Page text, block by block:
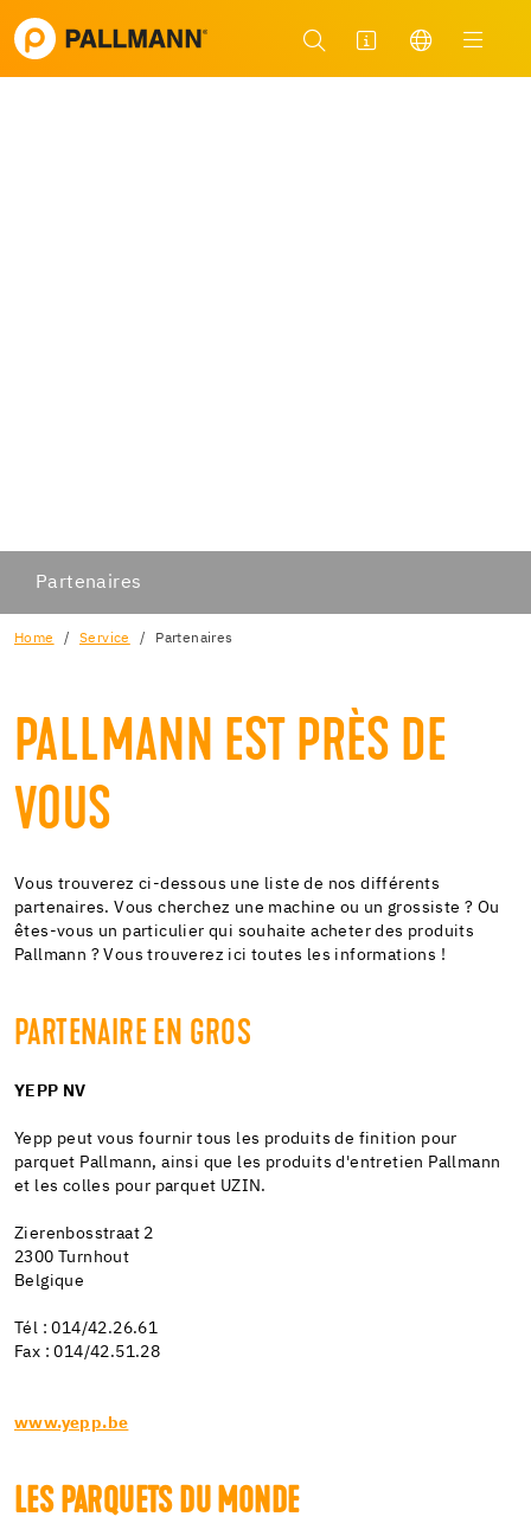
Partenaires
Home Service Partenaires
PALLMANN EST PRÈS DE
VOUS
Vous trouverez ci-dessous une liste de nos différents
partenaires. Vous cherchez une machine ou un grossiste ? Ou
êtes-vous un particulier qui souhaite acheter des produits
Pallmann ? Vous trouverez ici toutes les informations !
PARTENAIRE EN GROS
YEPP NV
Yepp peut vous fournir tous les produits de finition pour
parquet Pallmann, ainsi que les produits d'entretien Pallmann
et les colles pour parquet UZIN.
Zierenbosstraat 2
2300 Turnhout
Belgique
Tél : 014/42.26.61
Fax : 014/42.51.28
www.yepp.be
LES PARQUETS DU MONDE